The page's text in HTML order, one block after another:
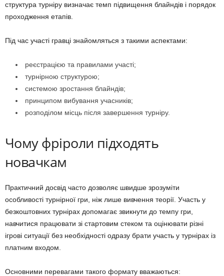
структура турніру визначає темп підвищення блайндів і порядок
проходження етапів.
Під час участі гравці знайомляться з такими аспектами:
реєстрацією та правилами участі;
турнірною структурою;
системою зростання блайндів;
принципом вибування учасників;
розподілом місць після завершення турніру.
Чому фріроли підходять
новачкам
Практичний досвід часто дозволяє швидше зрозуміти
особливості турнірної гри, ніж лише вивчення теорії. Участь у
безкоштовних турнірах допомагає звикнути до темпу гри,
навчитися працювати зі стартовим стеком та оцінювати різні
ігрові ситуації без необхідності одразу брати участь у турнірах із
платним входом.
Основними перевагами такого формату вважаються: